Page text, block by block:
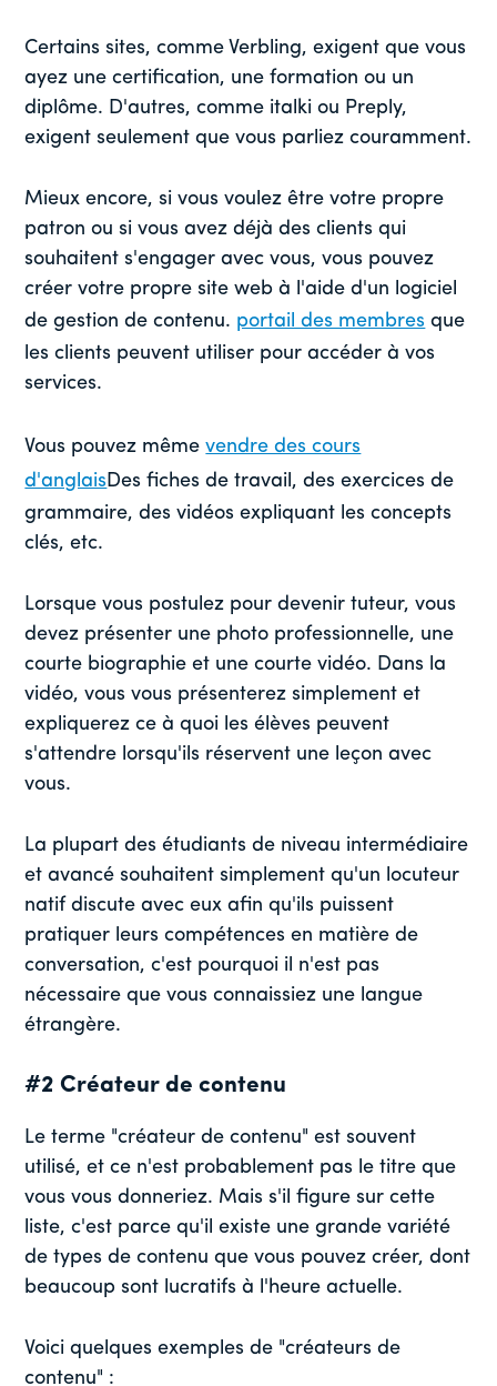
Certains sites, comme Verbling, exigent que vous
ayez une certification, une formation ou un
diplôme. D'autres, comme italki ou Preply,
exigent seulement que vous parliez couramment.
Mieux encore, si vous voulez être votre propre
patron ou si vous avez déjà des clients qui
souhaitent s'engager avec vous, vous pouvez
créer votre propre site web à l'aide d'un logiciel
de gestion de contenu. portail des membres que
les clients peuvent utiliser pour accéder à vos
services.
Vous pouvez mêmevendre des cours
d'anglaisDes fiches de travail, des exercices de
grammaire, des vidéos expliquant les concepts
clés, etc.
Lorsque vous postulez pour devenir tuteur, vous
devez présenter une photo professionnelle, une
courte biographie et une courte vidéo. Dans la
vidéo, vous vous présenterez simplement et
expliquerez ce à quoi les élèves peuvent
s'attendre lorsqu'ils réservent une leçon avec
vous.
La plupart des étudiants de niveau intermédiaire
et avancé souhaitent simplement qu'un locuteur
natif discute avec eux afin qu'ils puissent
pratiquer leurs compétences en matière de
conversation, c'est pourquoi il n'est pas
nécessaire que vous connaissiez une langue
étrangère.
#2 Créateur de contenu
Le terme "créateur de contenu" est souvent
utilisé, et ce n'est probablement pas le titre que
vous vous donneriez. Mais s'il figure sur cette
liste, c'est parce qu'il existe une grande variété
de types de contenu que vous pouvez créer, dont
beaucoup sont lucratifs à l'heure actuelle.
Voici quelques exemples de "créateurs de
contenu" :